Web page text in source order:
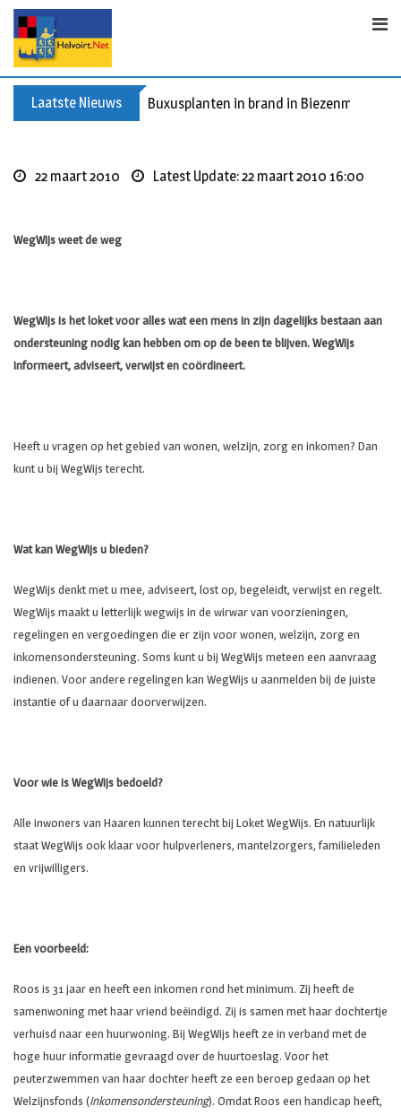
Skip
content
Laatste Nieuws Spreidingswet asielzoekers: hoe zit dat?
22 maart 2010 Latest Update: 22 maart 2010 16:00
WegWijs weet de weg
WegWijs is het loket voor alles wat een mens in zijn dagelijks bestaan aan
ondersteuning nodig kan hebben om op de been te blijven. WegWijs
informeert, adviseert, verwijst en coördineert.
Heeft u vragen op het gebied van wonen, welzijn, zorg en inkomen? Dan
kunt u bij WegWijs terecht.
Wat kan WegWijs u bieden?
WegWijs denkt met u mee, adviseert, lost op, begeleidt, verwijst en regelt.
WegWijs maakt u letterlijk wegwijs in de wirwar van voorzieningen,
regelingen en vergoedingen die er zijn voor wonen, welzijn, zorg en
inkomensondersteuning. Soms kunt u bij WegWijs meteen een aanvraag
indienen. Voor andere regelingen kan WegWijs u aanmelden bij de juiste
instantie of u daarnaar doorverwijzen.
Voor wie is WegWijs bedoeld?
Alle inwoners van Haaren kunnen terecht bij Loket WegWijs. En natuurlijk
staat WegWijs ook klaar voor hulpverleners, mantelzorgers, familieleden
en vrijwilligers.
Een voorbeeld:
Roos is 31 jaar en heeft een inkomen rond het minimum. Zij heeft de
samenwoning met haar vriend beëindigd. Zij is samen met haar dochtertje
verhuisd naar een huurwoning. Bij WegWijs heeft ze in verband met de
hoge huur informatie gevraagd over de huurtoeslag. Voor het
peuterzwemmen van haar dochter heeft ze een beroep gedaan op het
Welzijnsfonds (inkomensondersteuning). Omdat Roos een handicap heeft,